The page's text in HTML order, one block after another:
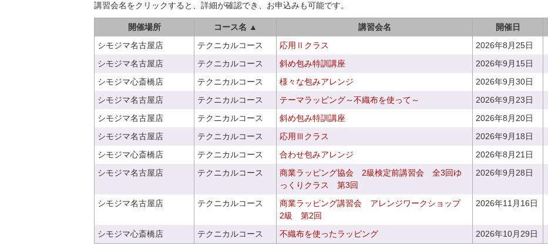
講習会名をクリックすると、詳細が確認でき、お申込みも可能です。
開催場所 コース名 ▲ 講習会名 開催日
シモジマ名古屋店
テクニカルコース 応用Ⅱクラス 2026年8月25日
シモジマ名古屋店
テクニカルコース 斜め包み特訓講座 2026年9月15日
シモジマ心斎橋店
テクニカルコース 様々な包みアレンジ 2026年9月30日
シモジマ名古屋店
テクニカルコース テーマラッピング～不織布を使って～ 2026年9月23日
シモジマ名古屋店
テクニカルコース 斜め包み特訓講座 2026年8月20日
シモジマ名古屋店
テクニカルコース 応用Ⅲクラス 2026年9月18日
シモジマ心斎橋店
テクニカルコース 合わせ包みアレンジ 2026年8月21日
シモジマ名古屋店
テクニカルコース
商業ラッピング協会 2級検定前講習会 全3回ゆ
っくりクラス 第3回
2026年9月28日
シモジマ名古屋店 テクニカルコース
商業ラッピング講習会 アレンジワークショップ
2級 第2回
2026年11月16日
シモジマ心斎橋店 テクニカルコース 不織布を使ったラッピング 2026年10月29日